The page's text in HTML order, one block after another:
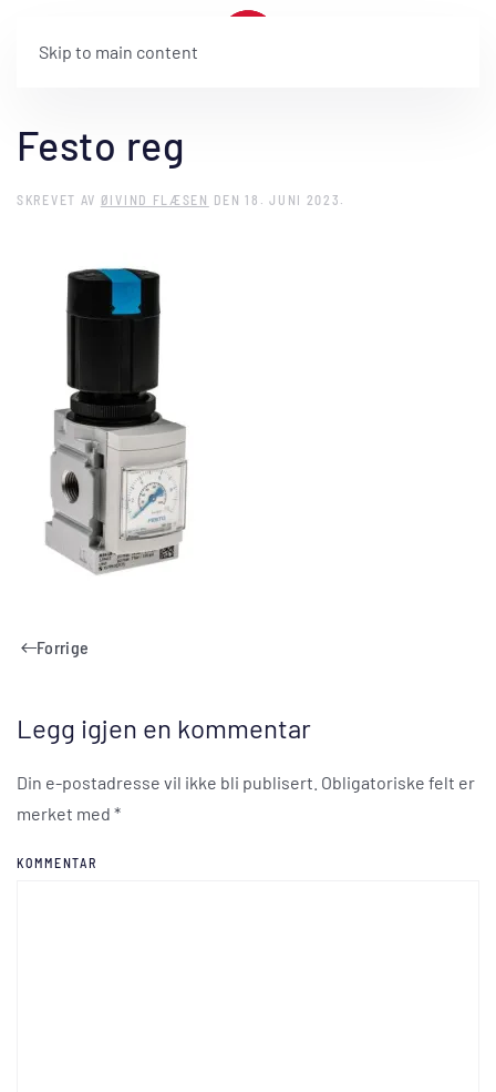
Skip to main content
Festo reg
SKREVET AV ØIVIND FLÆSEN DEN18. JUNI 2023 .
Forrige
Legg igjen en kommentar
Din e-postadresse vil ikke bli publisert. Obligatoriske felt er
merket med *
KOMMENTAR